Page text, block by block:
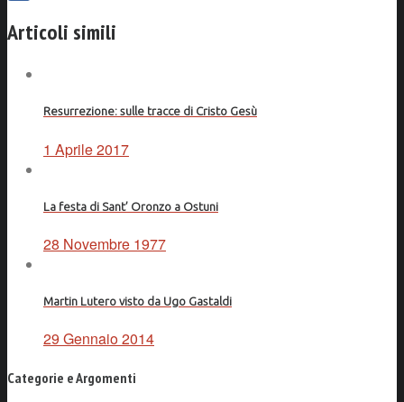
Articoli simili
Resurrezione: sulle tracce di Cristo Gesù
1 Aprile 2017
La festa di Sant’ Oronzo a Ostuni
28 Novembre 1977
Martin Lutero visto da Ugo Gastaldi
29 Gennaio 2014
Categorie e Argomenti